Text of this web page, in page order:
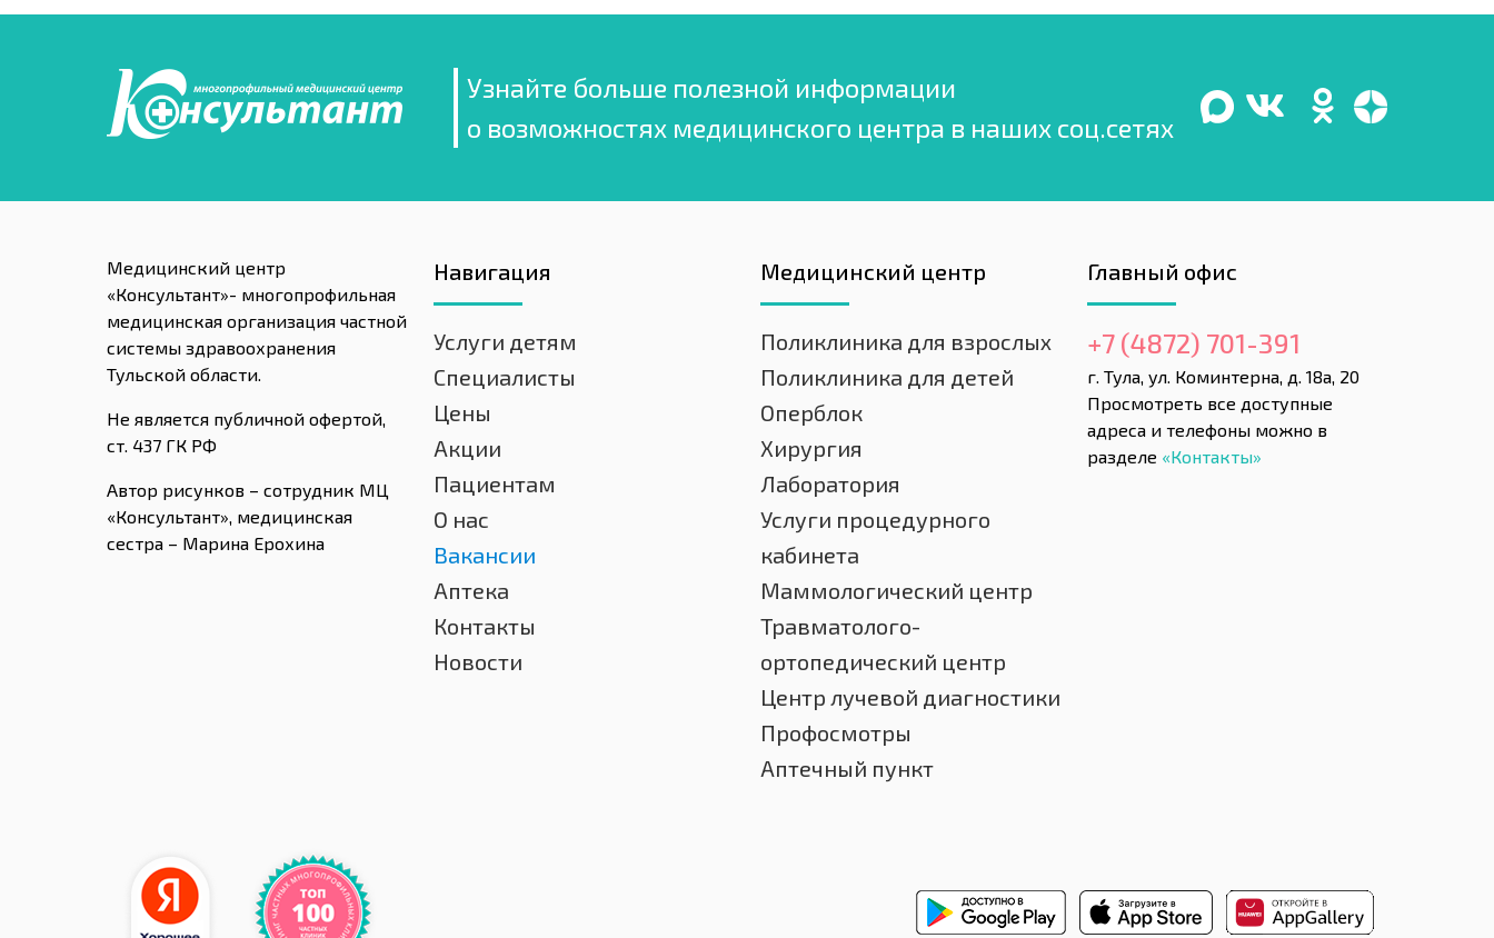
Узнайте больше полезной информации
о возможностях медицинского центра в наших соц.сетях
Медицинский центр
«Консультант»- многопрофильная
медицинская организация частной
системы здравоохранения
Тульской области.
Не является публичной офертой,
ст. 437 ГК РФ
Автор рисунков – сотрудник МЦ
«Консультант», медицинская
сестра – Марина Ерохина
Навигация
Услуги детям
Специалисты
Цены
Акции
Пациентам
О нас
Вакансии
Аптека
Контакты
Новости
Медицинский центр
Поликлиника для взрослых
Поликлиника для детей
Оперблок
Хирургия
Лаборатория
Услуги процедурного
кабинета
Маммологический центр
Травматолого-
ортопедический центр
Центр лучевой диагностики
Профосмотры
Аптечный пункт
Главный офис
+7 (4872) 701-391
г. Тула, ул. Коминтерна, д. 18а, 20
Просмотреть все доступные
адреса и телефоны можно в
разделе «Контакты»